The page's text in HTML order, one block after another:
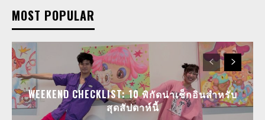
MOST POPULAR
WEEKEND CHECKLIST: 10 พิกัดน่าเช็กอินสำหรับ
สุดสัปดาห์นี้